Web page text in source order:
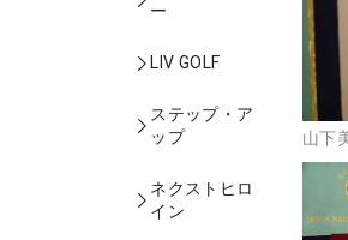
ー
LIV GOLF
ステップ・ア
ップ
ネクストヒロ
イン
山下